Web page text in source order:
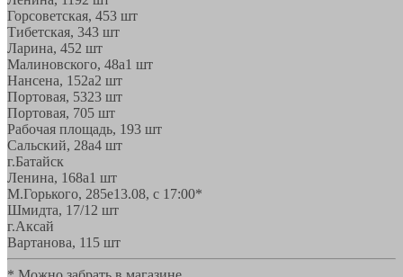
Горсоветская, 453 шт
Тибетская, 343 шт
Ларина, 452 шт
Малиновского, 48а1 шт
Нансена, 152а2 шт
Портовая, 5323 шт
Портовая, 705 шт
Рабочая площадь, 193 шт
Сальский, 28a4 шт
г.Батайск
Ленина, 168а1 шт
М.Горького, 285е13.08, с 17:00*
Шмидта, 17/1 2 шт
г.Аксай
Вартанова, 11 5 шт